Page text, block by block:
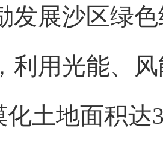
发展沙区绿
利用光能、
土地面积达